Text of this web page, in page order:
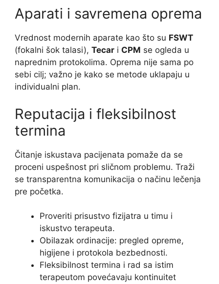
Aparati i savremena oprema
Vrednost modernih aparate kao što su FSWT
(fokalni šok talasi), Tecar i CPM se ogleda u
naprednim protokolima. Oprema nije sama po
sebi cilj; važno je kako se metode uklapaju u
individualni plan.
Reputacija i fleksibilnost
termina
Čitanje iskustava pacijenata pomaže da se
proceni uspešnost pri sličnom problemu. Traži
se transparentna komunikacija o načinu lečenja
pre početka.
Proveriti prisustvo fizijatra u timu i
iskustvo terapeuta.
Obilazak ordinacije: pregled opreme,
higijene i protokola bezbednosti.
Fleksibilnost termina i rad sa istim
terapeutom povećavaju kontinuitet